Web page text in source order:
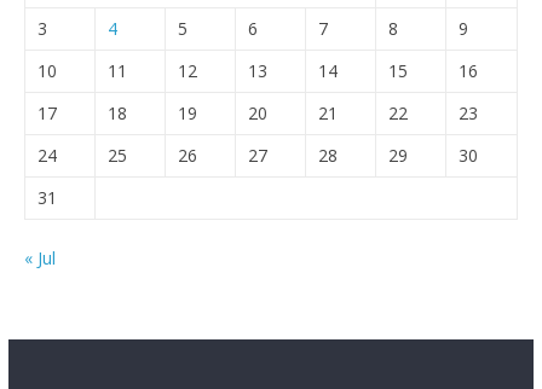
3
4 5 6 7 8
9
10
11 12 13 14 15
16
17
18 19 20 21 22
23
24
25 26 27 28 29
30
31
« Jul